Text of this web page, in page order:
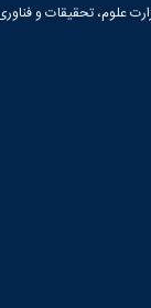
علوم، تحقیقات و